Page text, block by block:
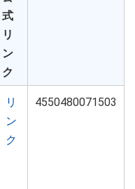
式
リ
ン
ク
リ
ン
ク
4550480071503